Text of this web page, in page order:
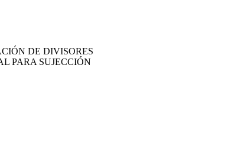
DE DIVISORES
PARA SUJECCIÓN